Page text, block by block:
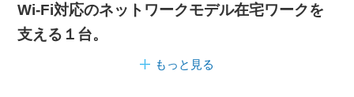
Wi-Fi対応のネットワークモデル在宅ワークを
支える１台。
もっと見る